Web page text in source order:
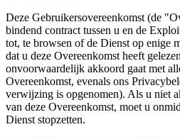
Deze Gebruikersovereenkomst (de
bindend contract tussen u en de
tot, te browsen of de Dienst op enige
dat u deze Overeenkomst heeft
onvoorwaardelijk akkoord gaat met
Overeenkomst, evenals ons
verwijzing is opgenomen). Als u niet
van deze Overeenkomst, moet u
Dienst stopzetten.